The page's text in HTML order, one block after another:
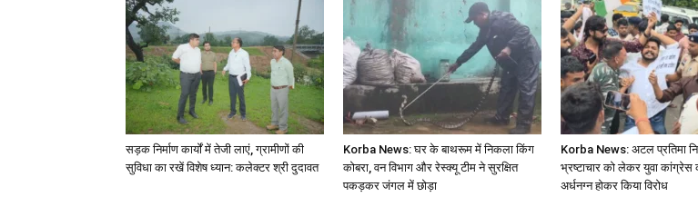
सड़क निर्माण कार्यों में तेजी लाएं, ग्रामीणों की
सुविधा का रखें विशेष ध्यान: कलेक्टर श्री दुदावत
Korba News: घर के बाथरूम में निकला किंग
कोबरा, वन विभाग और रेस्क्यू टीम ने सुरक्षित
पकड़कर जंगल में छोड़ा
Korba News: अटल प्रतिमा
भ्रष्टाचार को लेकर युवा कांग्रेस
अर्धनग्न होकर किया विरोध